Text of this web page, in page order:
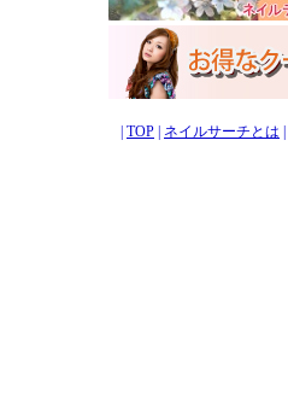
TOP ネイルサーチとは